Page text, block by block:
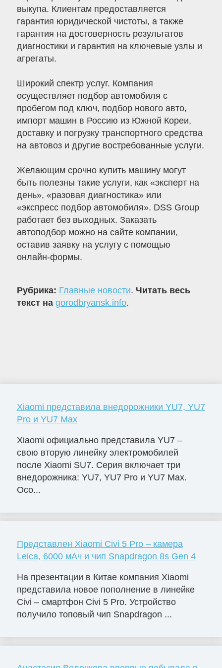
выкупа. Клиентам предоставляется
гарантия юридической чистоты, а также
гарантия на достоверность результатов
диагностики и гарантия на ключевые узлы и
агрегаты.
Широкий спектр услуг. Компания
осуществляет подбор автомобиля с
пробегом под ключ, подбор нового авто,
импорт машин в Россию из Южной Кореи,
доставку и погрузку транспортного средства
на автовоз и другие востребованные услуги.
Желающим срочно купить машину могут
быть полезны такие услуги, как «эксперт на
день», «разовая диагностика» или
«экспресс подбор автомобиля». DSS Group
работает без выходных. Заказать
автоподбор можно на сайте компании,
оставив заявку на услугу с помощью
онлайн-формы.
Рубрика: Главные новости. Читать весь
текст на gorodbryansk.info.
Xiaomi представила внедорожники YU7, YU7
Pro и YU7 Max
Xiaomi официально представила YU7 –
свою вторую линейку электромобилей
после Xiaomi SU7. Серия включает три
внедорожника: YU7, YU7 Pro и YU7 Max.
Осо...
Представлен Xiaomi Civi 5 Pro – камера
Leica, 6000 мАч и чип Snapdragon 8s Gen 4
На презентации в Китае компания Xiaomi
представила новое пополнение в линейке
Civi – смартфон Civi 5 Pro. Устройство
получило топовый чип Snapdragon ...